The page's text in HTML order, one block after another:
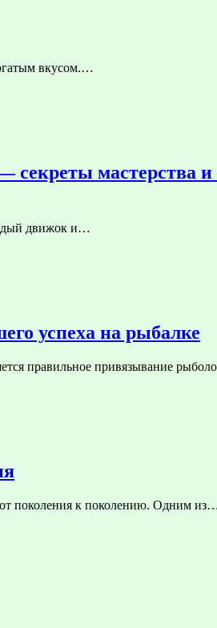
вкусом.…
секреты мастерства
движок и…
успеха на рыбалке
правильное привязывание
от поколения к поколению. Одним